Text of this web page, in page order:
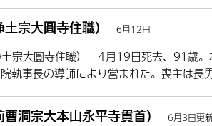
宗大圓寺住職） 6月12日
宗大圓寺住職） 4月19日死去、91歳
執事長の導師により営まれた。喪主は
洞宗大本山永平寺貫首） 6月3日更